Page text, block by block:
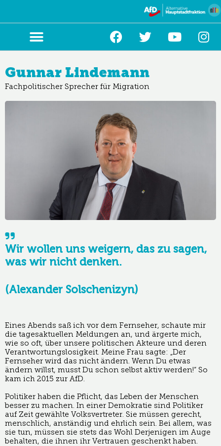
springen
Gunnar Lindemann
Fachpolitischer Sprecher für Migration
Wir wollen uns weigern, das zu sagen,
was wir nicht denken.
(Alexander Solschenizyn)
Eines Abends saß ich vor dem Fernseher, schaute mir
die tagesaktuellen Meldungen an, und ärgerte mich,
wie so oft, über unsere politischen Akteure und deren
Verantwortungslosigkeit. Meine Frau sagte: „Der
Fernseher wird das nicht ändern. Wenn Du etwas
ändern willst, musst Du schon selbst aktiv werden!“ So
kam ich 2015 zur AfD.
Politiker haben die Pflicht, das Leben der Menschen
besser zu machen. In einer Demokratie sind Politiker
auf Zeit gewählte Volksvertreter. Sie müssen gerecht,
menschlich, anständig und ehrlich sein. Bei allem, was
sie tun, müssen sie stets das Wohl Derjenigen im Auge
behalten, die ihnen ihr Vertrauen geschenkt haben.